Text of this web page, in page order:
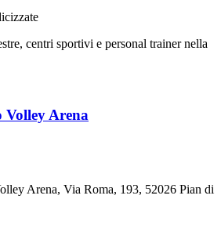
centri sportivi e personal trainer nella
Volley Arena
Arena, Via Roma, 193, 52026 Pian di